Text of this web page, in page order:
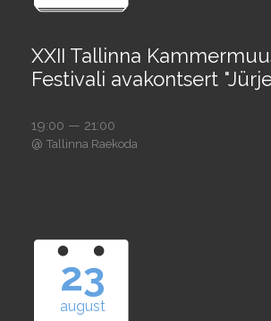
XXII Tallinna
Festivali avakontsert
19:00 — 21:00
@ Tallinna Raekoda
23
august